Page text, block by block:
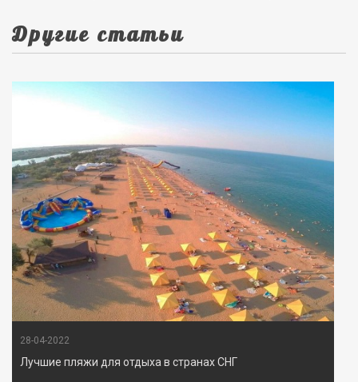
Другие статьи
28-04-2022
Лучшие пляжи для отдыха в странах СНГ